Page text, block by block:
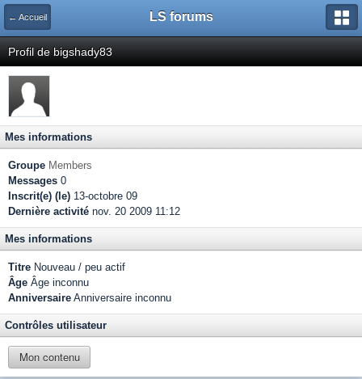
← Accueil LS forums
Profil de bigshady83
Mes informations
Groupe Members
Messages 0
Inscrit(e) (le) 13-octobre 09
Dernière activité nov. 20 2009 11:12
Mes informations
Titre Nouveau / peu actif
Âge Âge inconnu
Anniversaire Anniversaire inconnu
Contrôles utilisateur
Mon contenu